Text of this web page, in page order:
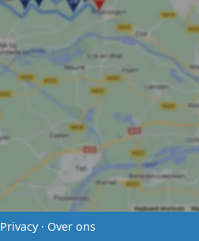
Privacy· Over ons